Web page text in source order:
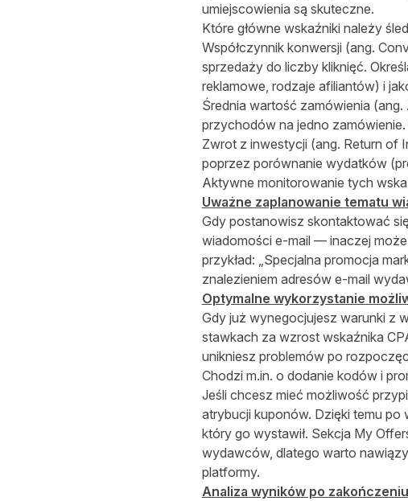
umiejscowienia są skuteczne.
Które główne wskaźniki należy
Współczynnik konwersji (ang.
sprzedaży do liczby kliknięć.
reklamowe, rodzaje afiliantów) i
Średnia wartość zamówienia
przychodów na jedno
Zwrot z inwestycji (ang. Return of
poprzez porównanie wydatków
Aktywne monitorowanie tych
Uważne zaplanowanie tematu
Gdy postanowisz skontaktować
wiadomości e-mail — inaczej
przykład: „Specjalna promocja
znalezieniem adresów e-mail
Optymalne wykorzystanie
Gdy już wynegocjujesz warunki z
stawkach za wzrost wskaźnika
unikniesz problemów po
Chodzi m.in. o dodanie kodów i
Jeśli chcesz mieć możliwość
atrybucji kuponów. Dzięki temu
który go wystawił. Sekcja My
wydawców, dlatego warto
platformy.
Analiza wyników po